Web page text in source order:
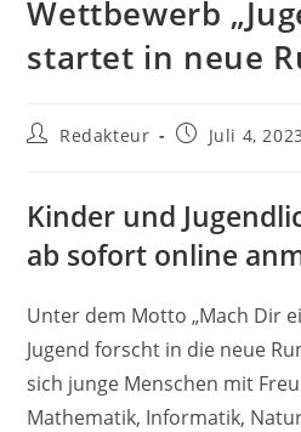
Wettbewerb
startet in neue
Beitrags-
Redakteur
BeitragJuli 4, 2023
Kinder und
ab sofort online
Unter dem Motto „Mach Dir
Jugend forscht in die neue
sich junge Menschen mit
Mathematik, Informatik,